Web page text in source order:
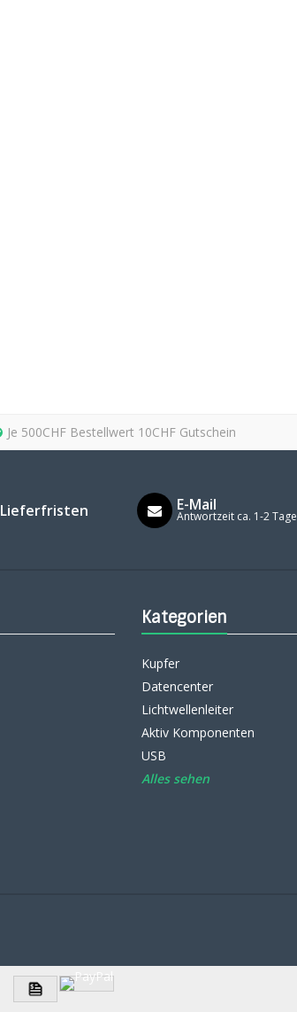
Je 500CHF Bestellwert 10CHF Gutschein
Lieferfristen E-Mail
Antwortzeit ca. 1-2 Tage
Kategorien
Kupfer
Datencenter
Lichtwellenleiter
Aktiv Komponenten
USB
Alles sehen